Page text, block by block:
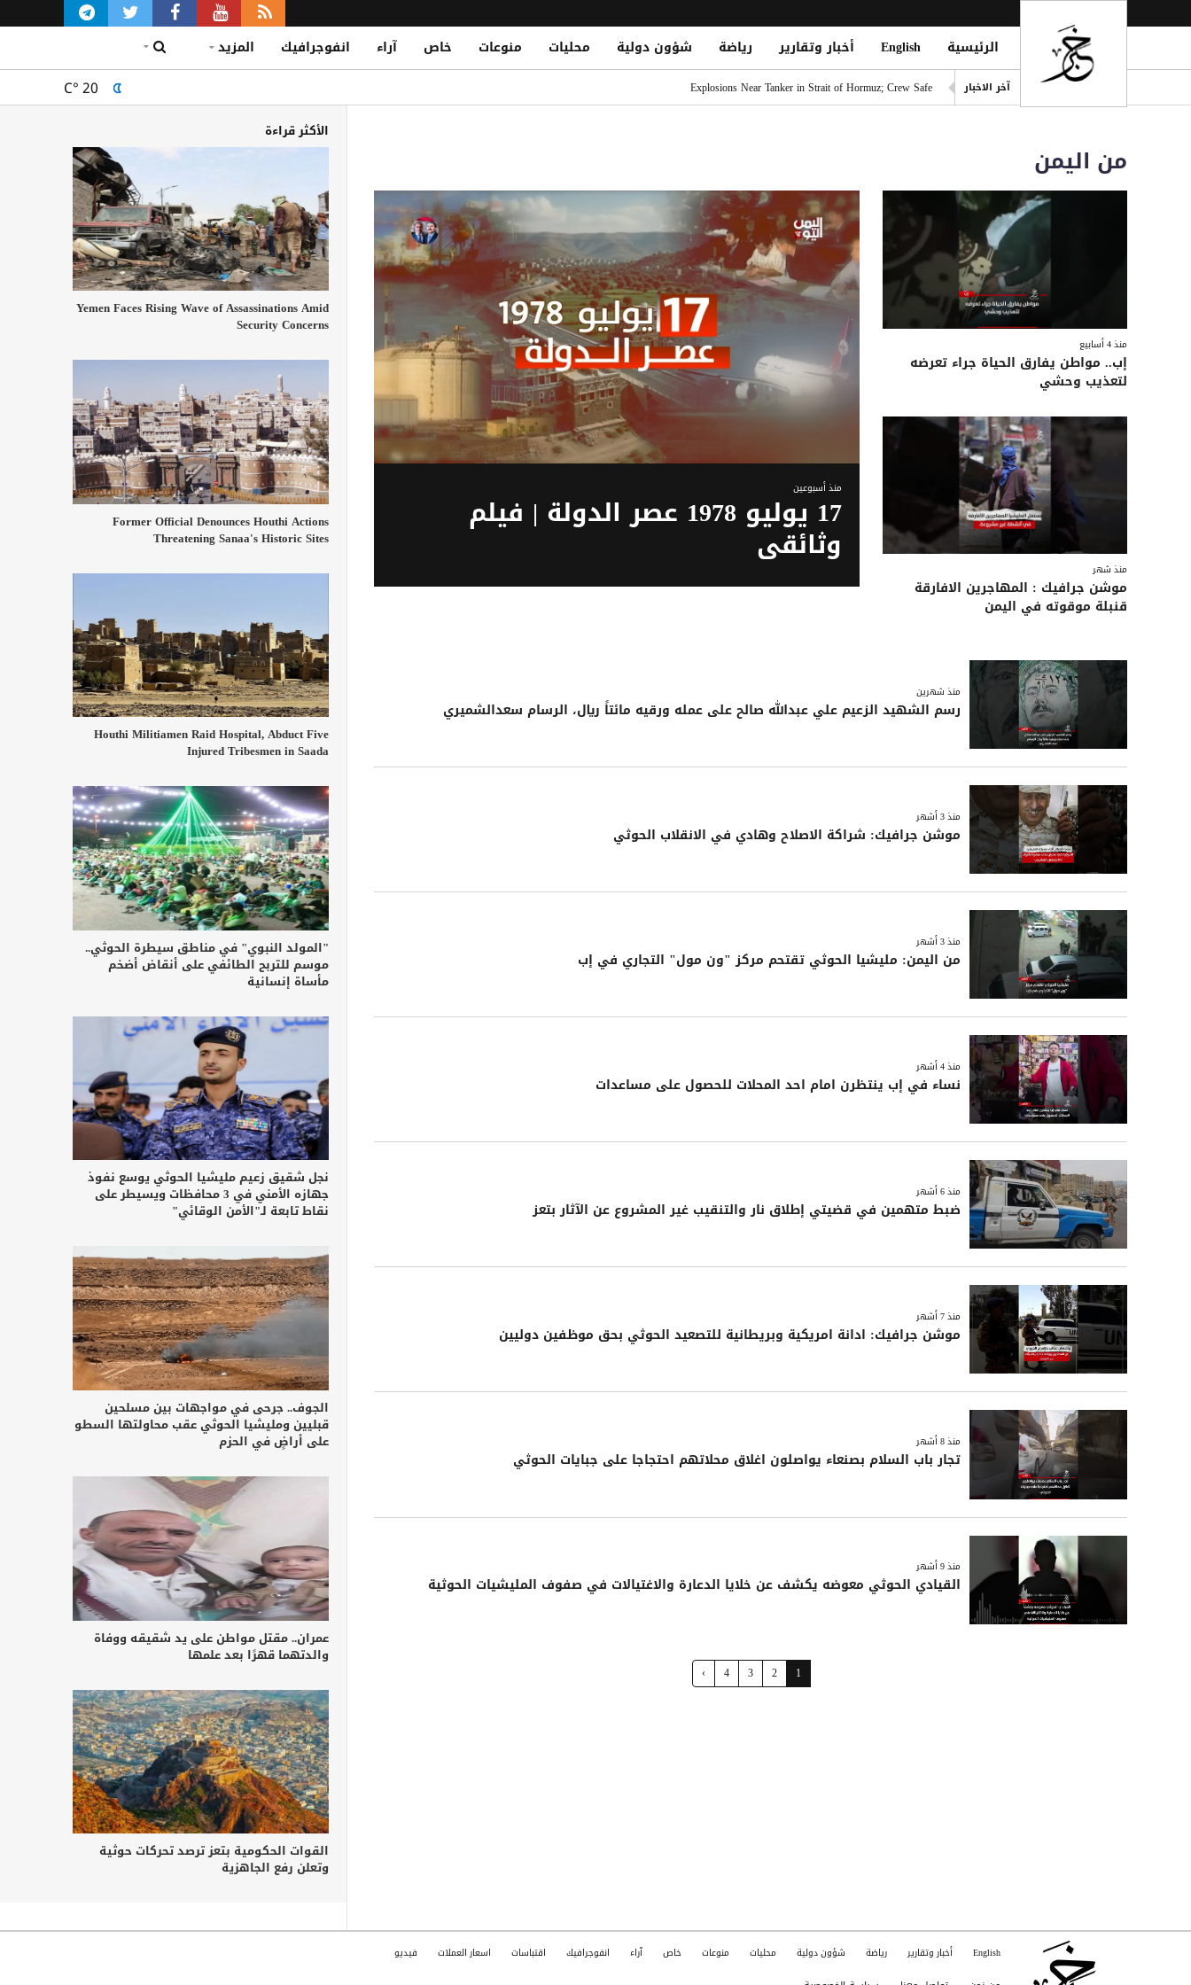
الرئيسية English أخبار وتقارير رياضة شؤون دولية محليات منوعات خاص آراء انفوجرافيك المزيد
آخر الاخبار
Explosions Near Tanker in Strait of Hormuz; Crew Safe
طرابزون سبور التركي يعلن ضم محمد صلاح.. ومباريات قوية تنتظره
C° 20
من اليمن
منذ 4 أسابيع
إب.. مواطن يفارق الحياة جراء تعرضه
لتعذيب وحشي
منذ شهر
موشن جرافيك : المهاجرين الافارقة
قنبلة موقوته في اليمن
منذ أسبوعين
17 يوليو 1978 عصر الدولة | فيلم
وثائقى
منذ شهرين
رسم الشهيد الزعيم علي عبدالله صالح على عمله ورقيه مائتاً ريال، الرسام سعدالشميري
منذ 3 أشهر
موشن جرافيك: شراكة الاصلاح وهادي في الانقلاب الحوثي
منذ 3 أشهر
من اليمن: مليشيا الحوثي تقتحم مركز "ون مول" التجاري في إب
منذ 4 أشهر
نساء في إب ينتظرن امام احد المحلات للحصول على مساعدات
منذ 6 أشهر
ضبط متهمين في قضيتي إطلاق نار والتنقيب غير المشروع عن الآثار بتعز
منذ 7 أشهر
موشن جرافيك: ادانة امريكية وبريطانية للتصعيد الحوثي بحق موظفين دوليين
منذ 8 أشهر
تجار باب السلام بصنعاء يواصلون اغلاق محلاتهم احتجاجا على جبايات الحوثي
منذ 9 أشهر
القيادي الحوثي معوضه يكشف عن خلايا الدعارة والاغتيالات في صفوف المليشيات الحوثية
1
2
3
4
›
الأكثر قراءة
Yemen Faces Rising Wave of Assassinations Amid
Security Concerns
Former Official Denounces Houthi Actions
Threatening Sanaa's Historic Sites
Houthi Militiamen Raid Hospital, Abduct Five
Injured Tribesmen in Saada
"المولد النبوي" في مناطق سيطرة الحوثي..
موسم للتربح الطائفي على أنقاض أضخم
مأساة إنسانية
نجل شقيق زعيم مليشيا الحوثي يوسع نفوذ
جهازه الأمني في 3 محافظات ويسيطر على
نقاط تابعة لـ"الأمن الوقائي"
الجوف.. جرحى في مواجهات بين مسلحين
قبليين ومليشيا الحوثي عقب محاولتها السطو
على أراضٍ في الحزم
عمران.. مقتل مواطن على يد شقيقه ووفاة
والدتهما قهرًا بعد علمها
القوات الحكومية بتعز ترصد تحركات حوثية
وتعلن رفع الجاهزية
English أخبار وتقارير رياضة شؤون دولية محليات منوعات خاص آراء انفوجرافيك اقتباسات اسعار العملات فيديو